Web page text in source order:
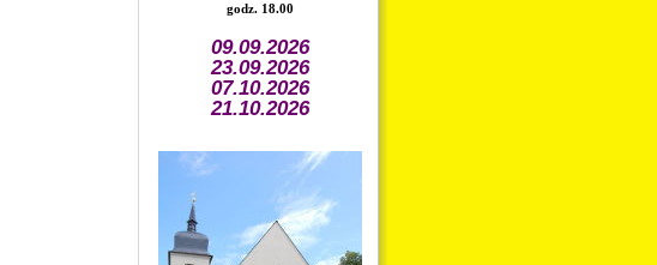
godz. 18.00
09.09.2026
23.09.2026
07.10.2026
21.10.2026